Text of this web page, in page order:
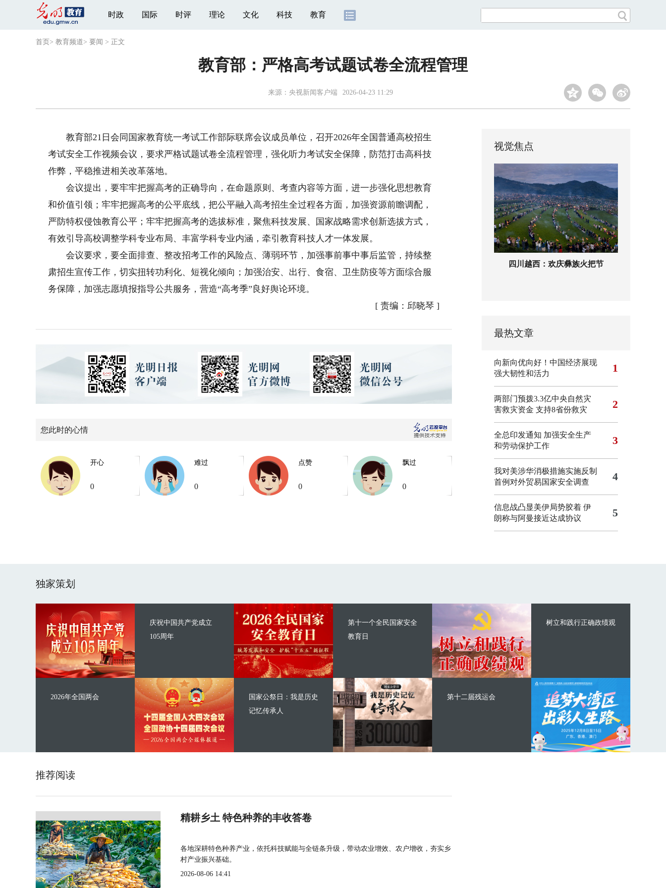
时政 国际 时评 理论 文化 科技 教育
首页 > 教育频道> 要闻 > 正文
教育部：严格高考试题试卷全流程管理
来源： 央视新闻客户端 2026-04-23 11:29
教育部21日会同国家教育统一考试工作部际联席会议成员单位，召开2026年全国普通高校招生
考试安全工作视频会议，要求严格试题试卷全流程管理，强化听力考试安全保障，防范打击高科技
作弊，平稳推进相关改革落地。
会议提出，要牢牢把握高考的正确导向，在命题原则、考查内容等方面，进一步强化思想教育
和价值引领；牢牢把握高考的公平底线，把公平融入高考招生全过程各方面，加强资源前瞻调配，
严防特权侵蚀教育公平；牢牢把握高考的选拔标准，聚焦科技发展、国家战略需求创新选拔方式，
有效引导高校调整学科专业布局、丰富学科专业内涵，牵引教育科技人才一体发展。
会议要求，要全面排查、整改招考工作的风险点、薄弱环节，加强事前事中事后监管，持续整
肃招生宣传工作，切实扭转功利化、短视化倾向；加强治安、出行、食宿、卫生防疫等方面综合服
务保障，加强志愿填报指导公共服务，营造“高考季”良好舆论环境。
[ 责编：邱晓琴 ]
您此时的心情
开心
0
难过
0
点赞
0
飘过
0
视觉焦点
四川越西：欢庆彝族火把节
最热文章
向新向优向好！中国经济展现
强大韧性和活力
1
两部门预拨3.3亿中央自然灾
害救灾资金 支持8省份救灾
2
全总印发通知 加强安全生产
和劳动保护工作
3
我对美涉华消极措施实施反制
首例对外贸易国家安全调查
4
信息战凸显美伊局势胶着 伊
朗称与阿曼接近达成协议
5
独家策划
庆祝中国共产党成立
105周年
2026年全国两会
第十一个全民国家安全
教育日
国家公祭日：我是历史
记忆传承人
树立和践行正确政绩观
第十二届残运会
推荐阅读
精耕乡土 特色种养的丰收答卷
各地深耕特色种养产业，依托科技赋能与全链条升级，带动农业增效、农户增收，夯实乡
村产业振兴基础。
2026-08-06 14:41